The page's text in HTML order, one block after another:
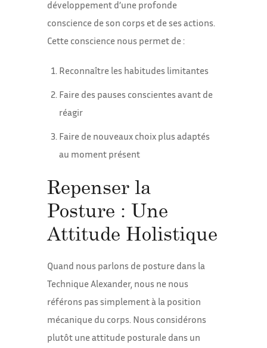
développement d’une profonde
conscience de son corps et de ses actions.
Cette conscience nous permet de :
Reconnaître les habitudes limitantes
Faire des pauses conscientes avant de
réagir
Faire de nouveaux choix plus adaptés
au moment présent
Repenser la
Posture : Une
Attitude Holistique
Quand nous parlons de posture dans la
Technique Alexander, nous ne nous
référons pas simplement à la position
mécanique du corps. Nous considérons
plutôt une attitude posturale dans un